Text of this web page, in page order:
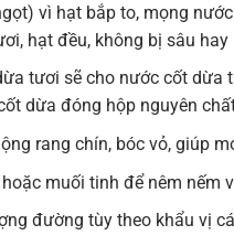
vì hạt bắp to, mọng
hạt đều, không bị sâu hay
tươi sẽ cho nước cốt dừa
dừa đóng hộp nguyên
rang chín, bóc vỏ, giúp
muối tinh để nêm nếm
đường tùy theo khẩu vị